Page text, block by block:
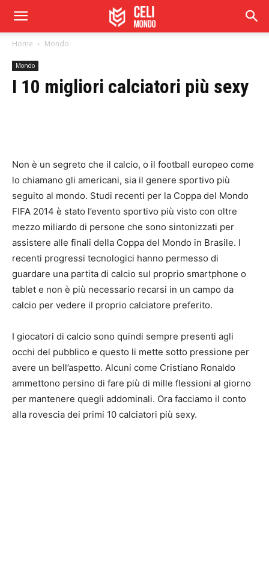
Home Mondo
Mondo
I 10 migliori calciatori più sexy
Non è un segreto che il calcio, o il football europeo come
lo chiamano gli americani, sia il genere sportivo più
seguito al mondo. Studi recenti per la Coppa del Mondo
FIFA 2014 è stato l’evento sportivo più visto con oltre
mezzo miliardo di persone che sono sintonizzati per
assistere alle finali della Coppa del Mondo in Brasile. I
recenti progressi tecnologici hanno permesso di
guardare una partita di calcio sul proprio smartphone o
tablet e non è più necessario recarsi in un campo da
calcio per vedere il proprio calciatore preferito.
I giocatori di calcio sono quindi sempre presenti agli
occhi del pubblico e questo li mette sotto pressione per
avere un bell’aspetto. Alcuni come Cristiano Ronaldo
ammettono persino di fare più di mille flessioni al giorno
per mantenere quegli addominali. Ora facciamo il conto
alla rovescia dei primi 10 calciatori più sexy.